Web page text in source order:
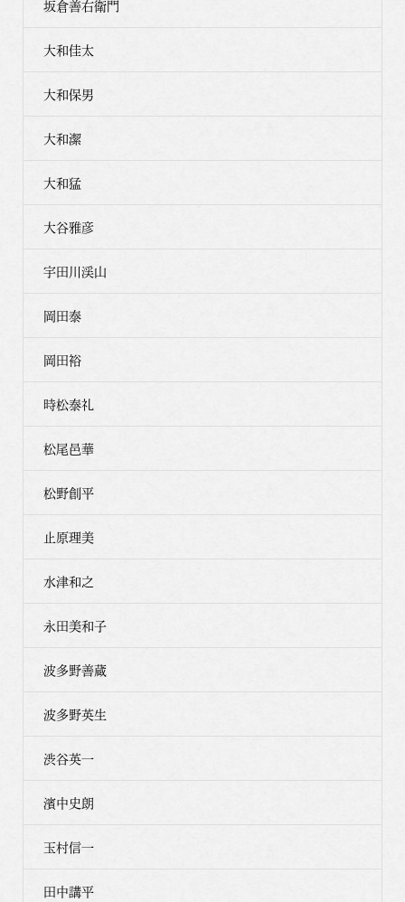
坂倉善右衛門
大和佳太
大和保男
大和潔
大和猛
大谷雅彦
宇田川渓山
岡田泰
岡田裕
時松泰礼
松尾邑華
松野創平
止原理美
水津和之
永田美和子
波多野善蔵
波多野英生
渋谷英一
濱中史朗
玉村信一
田中講平